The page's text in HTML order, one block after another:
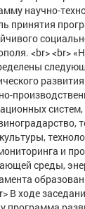
научно-
принятия
<br> <br>
систем,
и
среды,
В ходе